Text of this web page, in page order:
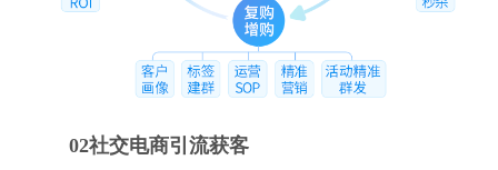
02社交电商引流获客